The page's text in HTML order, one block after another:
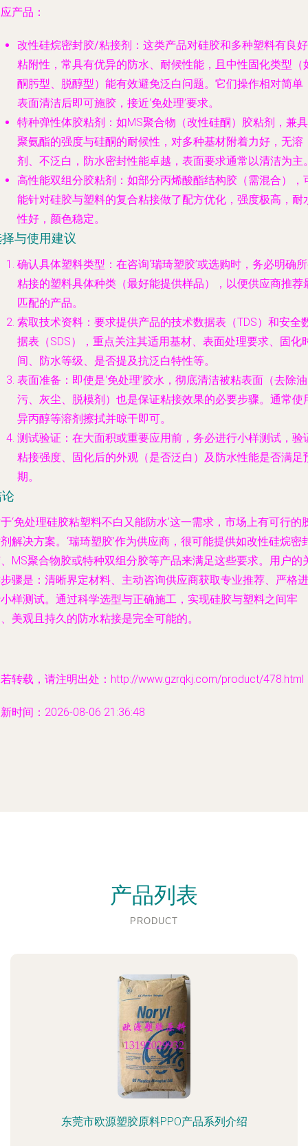
产品：
改性硅烷密封胶/粘接剂 ：这类产品对硅胶和多种塑料有良好
粘附性，常具有优异的防水、耐候性能，且中性固化类型（
酮肟型、脱醇型）能有效避免泛白问题。它们操作相对简单
表面清洁后即可施胶，接近‘免处理’要求。
特种弹性体胶粘剂 ：如MS聚合物（改性硅酮）胶粘剂，兼具
聚氨酯的强度与硅酮的耐候性，对多种基材附着力好，无溶
剂、不泛白，防水密封性能卓越，表面要求通常以清洁为主
高性能双组分胶粘剂 ：如部分丙烯酸酯结构胶（需混合），
能针对硅胶与塑料的复合粘接做了配方优化，强度极高，耐
性好，颜色稳定。
与使用建议
确认具体塑料类型 ：在咨询‘瑞琦塑胶’或选购时，务必明确
粘接的塑料具体种类（最好能提供样品），以便供应商推荐
匹配的产品。
索取技术资料 ：要求提供产品的技术数据表（TDS）和安全
据表（SDS），重点关注其适用基材、表面处理要求、固化
间、防水等级、是否提及抗泛白特性等。
表面准备 ：即使是‘免处理’胶水， 彻底清洁被粘表面（去除油
污、灰尘、脱模剂）也是保证粘接效果的必要步骤。通常使
异丙醇等溶剂擦拭并晾干即可。
测试验证 ：在大面积或重要应用前，务必进行小样测试，验
粘接强度、固化后的外观（是否泛白）及防水性能是否满足
期。
‘免处理硅胶粘塑料不白又能防水’这一需求，市场上有可行的
解决方案。‘瑞琦塑胶’作为供应商，很可能提供如改性硅烷密
MS聚合物胶或特种双组分胶等产品来满足这些要求。用户的
骤是： 清晰界定材料、主动咨询供应商获取专业推荐、严格进
样测试。通过科学选型与正确施工，实现硅胶与塑料之间牢
美观且持久的防水粘接是完全可能的。
转载，请注明出处：http://www.gzrqkj.com/product/478.html
时间：2026-08-06 21:36:48
产品列表
PRODUCT
东莞市欧源塑胶原料PPO产品系列介绍